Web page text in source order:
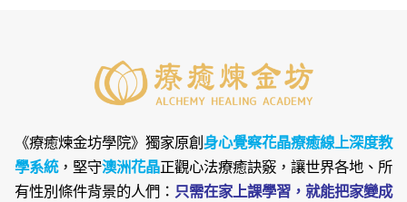
《療癒煉金坊學院》 獨家原創身心覺察花晶療癒線上深度教
學系統，堅守澳洲花晶正觀心法療癒訣竅，讓世界各地、所
有性別條件背景的人們： 只需在家上課學習，就能把家變成